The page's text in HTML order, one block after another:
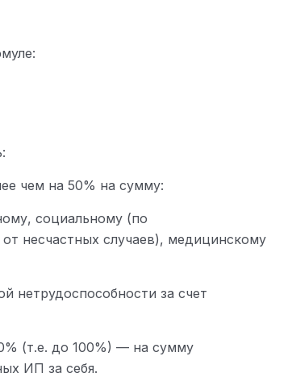
чем на 50% на сумму:
социальному (по
несчастных случаев), медицинскому
нетрудоспособности за счет
(т.е. до 100%) — на сумму
ИП за себя.